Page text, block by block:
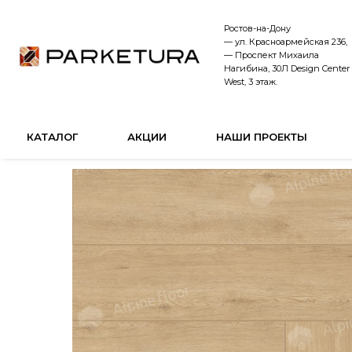
Ростов-на-Дону
— ул. Красноармейская 236,
— Проспект Михаила
Нагибина, 30Л Design Center
West, 3 этаж.
АКЦИИ НАШИ ПРОЕКТЫ
КАТАЛОГ